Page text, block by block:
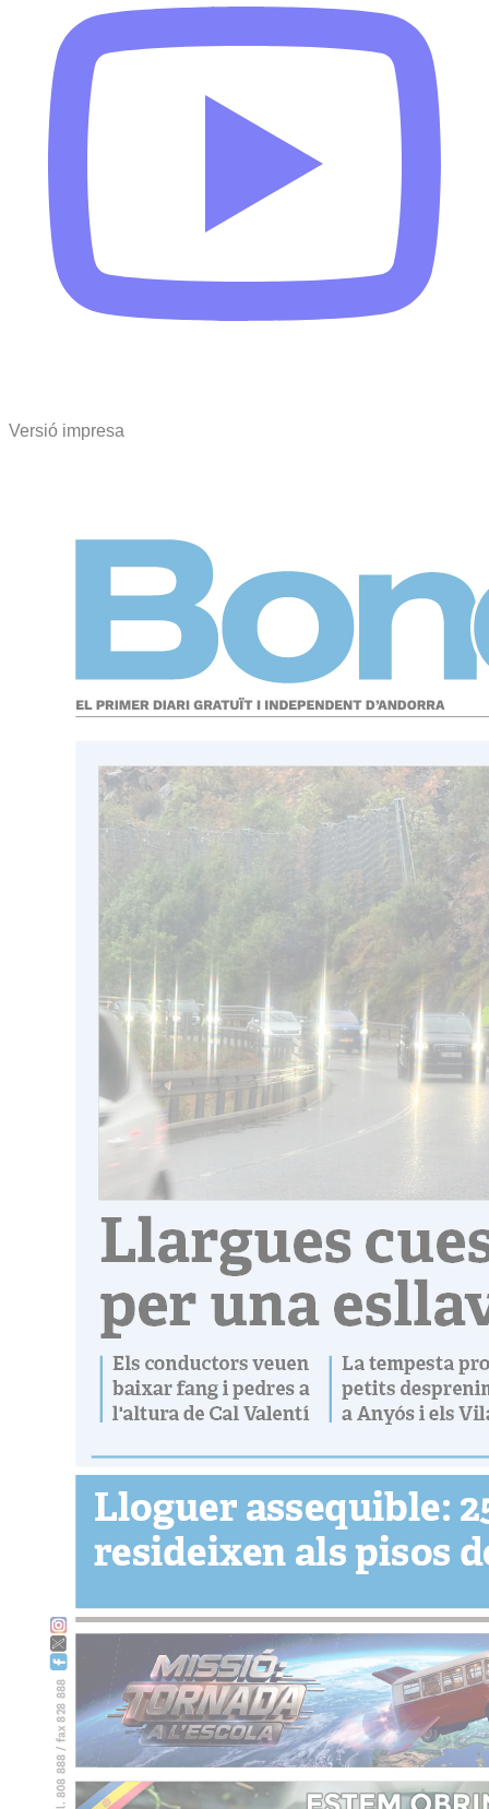
Versió impresa